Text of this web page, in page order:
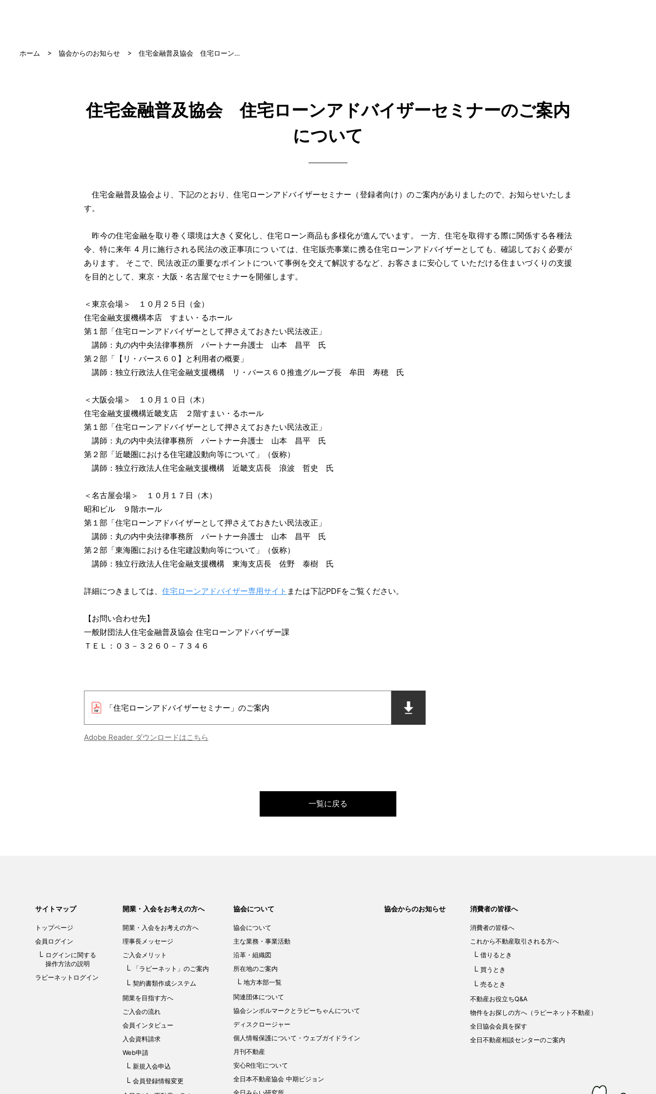
ホーム 協会からのお知らせ 住宅金融普及協会 住宅ローン…
住宅金融普及協会 住宅ローンアドバイザーセミナーのご案内
について
住宅金融普及協会より、下記のとおり、住宅ローンアドバイザーセミナー（登録者向け）のご案内がありましたので、お知らせいたしま
す。
昨今の住宅金融を取り巻く環境は大きく変化し、住宅ローン商品も多様化が進んでいます。 一方、住宅を取得する際に関係する各種法
令、特に来年 4 月に施行される民法の改正事項につ いては、住宅販売事業に携る住宅ローンアドバイザーとしても、確認しておく必要が
あります。 そこで、民法改正の重要なポイントについて事例を交えて解説するなど、お客さまに安心して いただける住まいづくりの支援
を目的として、東京・大阪・名古屋でセミナーを開催します。
＜東京会場＞ １０月２５日（金）
住宅金融支援機構本店 すまい・るホール
第１部「住宅ローンアドバイザーとして押さえておきたい民法改正」
講師：丸の内中央法律事務所 パートナー弁護士 山本 昌平 氏
第２部「【リ・バース６０】と利用者の概要」
講師：独立行政法人住宅金融支援機構 リ・バース６０推進グループ長 牟田 寿穂 氏
＜大阪会場＞ １０月１０日（木）
住宅金融支援機構近畿支店 ２階すまい・るホール
第１部「住宅ローンアドバイザーとして押さえておきたい民法改正」
講師：丸の内中央法律事務所 パートナー弁護士 山本 昌平 氏
第２部「近畿圏における住宅建設動向等について」（仮称）
講師：独立行政法人住宅金融支援機構 近畿支店長 浪波 哲史 氏
＜名古屋会場＞ １０月１７日（木）
昭和ビル ９階ホール
第１部「住宅ローンアドバイザーとして押さえておきたい民法改正」
講師：丸の内中央法律事務所 パートナー弁護士 山本 昌平 氏
第２部「東海圏における住宅建設動向等について」（仮称）
講師：独立行政法人住宅金融支援機構 東海支店長 佐野 泰樹 氏
詳細につきましては、 住宅ローンアドバイザー専用サイト または下記PDFをご覧ください。
【お問い合わせ先】
一般財団法人住宅金融普及協会 住宅ローンアドバイザー課
ＴＥＬ：０３－３２６０－７３４６
「住宅ローンアドバイザーセミナー」のご案内
Adobe Reader ダウンロードはこちら
一覧に戻る
サイトマップ
トップページ
会員ログイン
ログインに関する
操作方法の説明
ラビーネットログイン
開業・入会をお考えの方へ
開業・入会をお考えの方へ
理事長メッセージ
ご入会メリット
「ラビーネット」のご案内
契約書類作成システム
開業を目指す方へ
ご入会の流れ
会員インタビュー
入会資料請求
Web申請
新規入会申込
会員登録情報変更
協会について
協会について
主な業務・事業活動
沿革・組織図
所在地のご案内
地方本部一覧
関連団体について
協会シンボルマークと ラビーちゃんについて
ディスクロージャー
個人情報保護について ・ウェブガイドライン
月刊不動産
安心R住宅について
全日本不動産協会 中期ビジョン
協会からのお知らせ 消費者の皆様へ
消費者の皆様へ
これから不動産取引される方へ
借りるとき
買うとき
売るとき
不動産お役立ちQ&A
物件をお探しの方へ（ラビーネット不動産）
全日協会会員を探す
全日不動産相談センターのご案内